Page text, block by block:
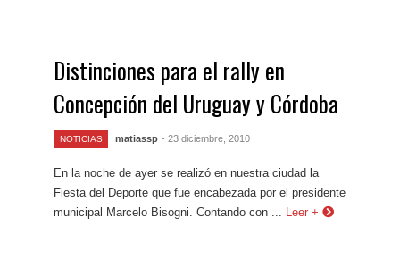
Distinciones para el rally en
Concepción del Uruguay y Córdoba
NOTICIAS matiassp - 23 diciembre, 2010
En la noche de ayer se realizó en nuestra ciudad la
Fiesta del Deporte que fue encabezada por el presidente
municipal Marcelo Bisogni. Contando con ...
Leer +